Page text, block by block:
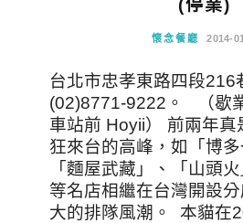
(停業)
懷念餐廳 2014-
台北市忠孝東路四段216
(02)8771-9222。 （歇
車站前 Hoyii） 前兩年真
狂來台的高峰，如「博多
「麵屋武藏」、「山頭火
等名店相繼在台灣開設
大的排隊風潮。 本貓在